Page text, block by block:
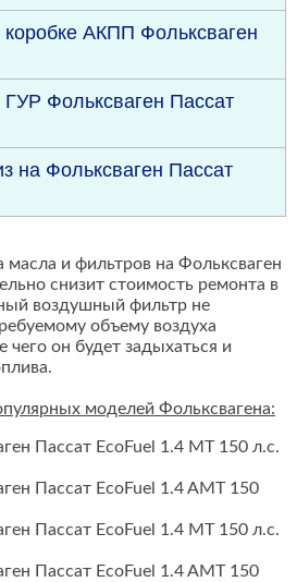
АКПП Фольксваген
Фольксваген Пассат
на Фольксваген Пассат
масла и фильтров на Фольксваген
снизит стоимость ремонта в
воздушный фильтр не
объему воздуха
чего он будет задыхаться и
моделей Фольксвагена:
Пассат EcoFuel 1.4 MT 150 л.с.
Пассат EcoFuel 1.4 AMT 150
Пассат EcoFuel 1.4 MT 150 л.с.
Пассат EcoFuel 1.4 AMT 150